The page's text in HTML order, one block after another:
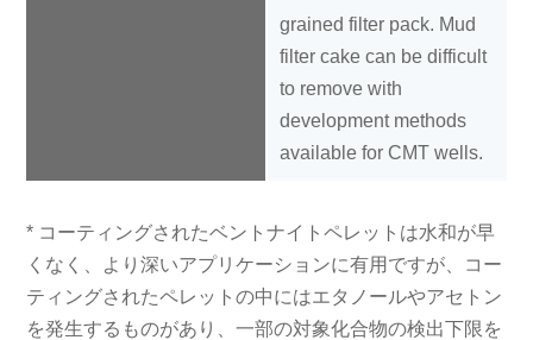
grained filter pack. Mud
filter cake can be difficult
to remove with
development methods
available for CMT wells.
* コーティングされたベントナイトペレットは水和が早
くなく、より深いアプリケーションに有用ですが、コー
ティングされたペレットの中にはエタノールやアセトン
を発生するものがあり、一部の対象化合物の検出下限を